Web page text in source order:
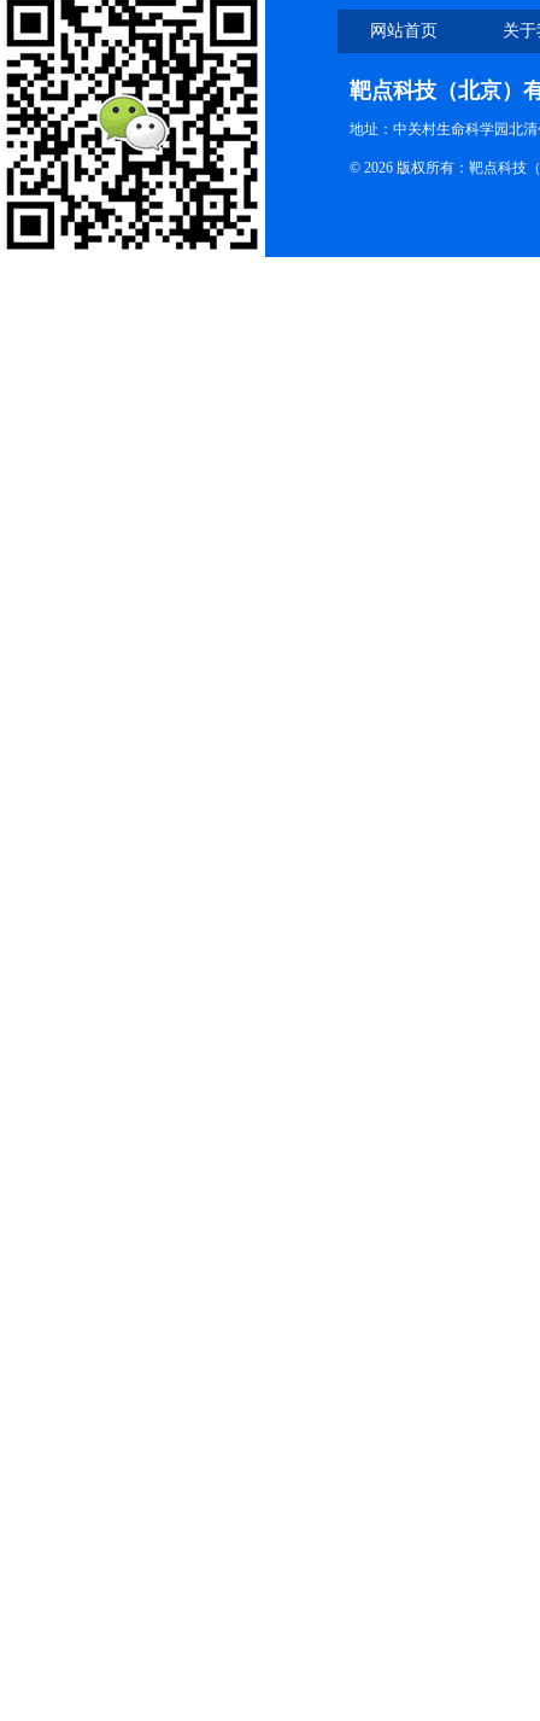
网站首页 关
靶点科技（北京）
地址：中关村生命科学园北
© 2026 版权所有：靶点科技